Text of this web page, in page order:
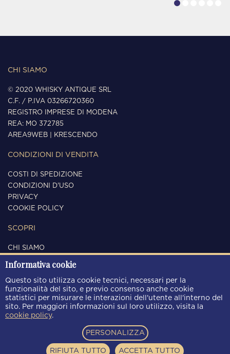
CHI SIAMO
© 2020 WHISKY ANTIQUE SRL
C.F. / P.IVA 03266720360
REGISTRO IMPRESE DI MODENA
REA: MO 372785
AREA9WEB
KRESCENDO
CONDIZIONI DI VENDITA
COSTI DI SPEDIZIONE
CONDIZIONI D'USO
PRIVACY
COOKIE POLICY
SCOPRI
CHI SIAMO
CONTATTI
SEGUICI
Informativa cookie
Questo sito utilizza cookie tecnici, necessari per la
funzionalità del sito, e previo consenso anche cookie
statistici per misurare le interazioni dell'utente all'interno del
sito. Per maggiori informazioni sul loro utilizzo, visita la
cookie policy.
PERSONALIZZA
RIFIUTA TUTTO ACCETTA TUTTO